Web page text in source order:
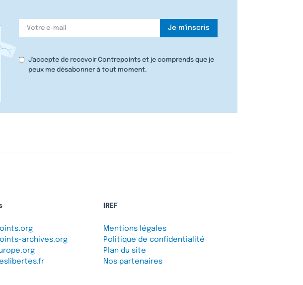
J'accepte de recevoir Contrepoints et je comprends que je
peux me désabonner à tout moment.
archives.org
IREF
Mentions légales
Politique de confidentialité
Plan du site
Nos partenaires